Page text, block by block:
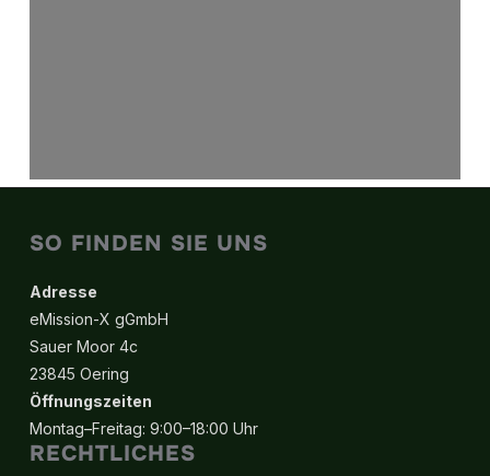
SO FINDEN SIE UNS
Adresse
eMission-X gGmbH
Sauer Moor 4c
23845 Oering
Öffnungszeiten
Montag–Freitag: 9:00–18:00 Uhr
RECHTLICHES